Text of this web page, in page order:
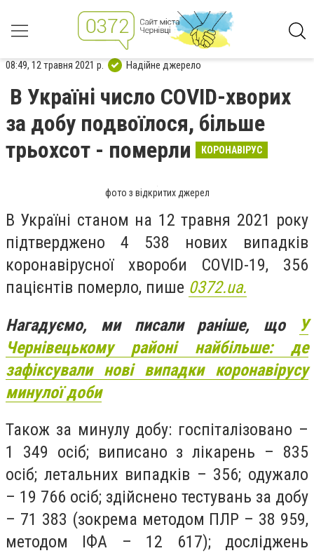
08:49, 12 травня 2021 р. Надійне джерело
В Україні число COVID-хворих
за добу подвоїлося, більше
трьохсот - померли
КОРОНАВІРУС
фото з відкритих джерел
В Україні станом на 12 травня 2021 року
підтверджено 4 538 нових випадків
коронавірусної хвороби COVID-19, 356
пацієнтів померло, пише 0372.ua.
Нагадуємо, ми писали раніше, що
У
Чернівецькому районі найбільше: де
зафіксували нові випадки коронавірусу
минулої доби
Також за минулу добу: госпіталізовано –
1 349 осіб; виписано з лікарень – 835
осіб; летальних випадків – 356; одужало
– 19 766 осіб; здійснено тестувань за добу
– 71 383 (зокрема методом ПЛР – 38 959,
методом ІФА – 12 617); досліджень